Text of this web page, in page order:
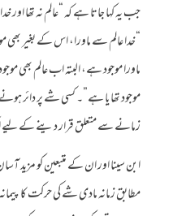
جب یہ کہا جاتا ہے کہ “عالم نہ تھا اور
“خدا عالم سے ماورا، اس کے بغیر
ماورا موجود ہے، البتہ اب عالم بھی
موجود تھا یا ہے”۔ کسی شے پر دائر
زمانے سے متعلق قرار دینے کے
ابن سینا اور ان کے متبعین کو مزید
مطابق زمانہ مادی شے کی حرکت کا